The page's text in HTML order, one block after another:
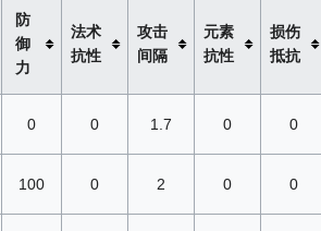
防
御
力
法术
抗性
攻击
间隔
元素
抗性
损伤
抵抗
0 0 1.7 0 0
100 0 2 0 0